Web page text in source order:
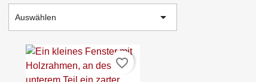
Auswählen 
favorite_border